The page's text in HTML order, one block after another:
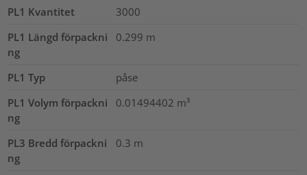
PL1 Kvantitet
3000
PL1 Längd förpackni
ng
0.299 m
PL1 Typ
påse
PL1 Volym förpackni
ng
0.01494402 m³
PL3 Bredd förpackni
ng
0.3 m